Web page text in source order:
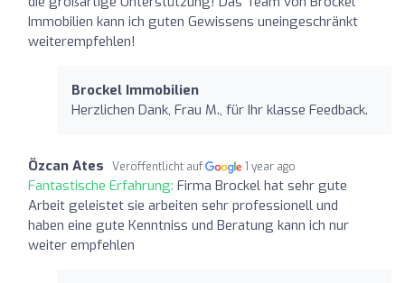
Immobilien kann ich guten Gewissens uneingeschränkt
weiterempfehlen!
Brockel Immobilien
Herzlichen Dank, Frau M., für Ihr klasse Feedback.
Özcan Ates Veröffentlicht auf 1 year ago
Fantastische Erfahrung: Firma Brockel hat sehr gute
Arbeit geleistet sie arbeiten sehr professionell und
haben eine gute Kenntniss und Beratung kann ich nur
weiter empfehlen